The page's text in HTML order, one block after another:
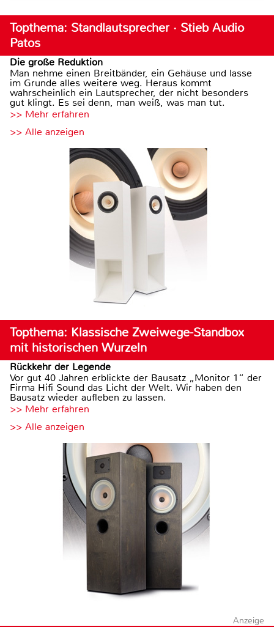
Topthema: Standlautsprecher · Stieb Audio
Patos
Die große Reduktion
Man nehme einen Breitbänder, ein Gehäuse und lasse
im Grunde alles weitere weg. Heraus kommt
wahrscheinlich ein Lautsprecher, der nicht besonders
gut klingt. Es sei denn, man weiß, was man tut.
>> Mehr erfahren
>> Alle anzeigen
Topthema: Klassische Zweiwege-Standbox
mit historischen Wurzeln
Rückkehr der Legende
Vor gut 40 Jahren erblickte der Bausatz „Monitor 1“ der
Firma Hifi Sound das Licht der Welt. Wir haben den
Bausatz wieder aufleben zu lassen.
>> Mehr erfahren
>> Alle anzeigen
Anzeige